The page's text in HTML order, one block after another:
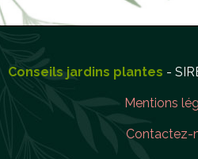
Conseils jardins plantes -
Mentions
Contactez-